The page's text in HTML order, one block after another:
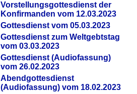
Vorstellungsgottesdienst der
Konfirmanden vom 12.03.2023
Gottesdienst vom 05.03.2023
Gottesdienst zum Weltgebtstag
vom 03.03.2023
Gottesdienst (Audiofassung)
vom 26.02.2023
Abendgottesdienst
(Audiofassung) vom 18.02.2023